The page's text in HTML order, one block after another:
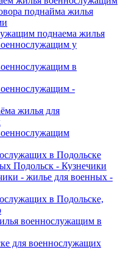
поднайма жилья
поднаема жилья
у
в
-
жилья для
в Подольске
Подольск - Кузнечики
- жилье для военных -
в Подольске,
военнослужащим в
для военнослужащих